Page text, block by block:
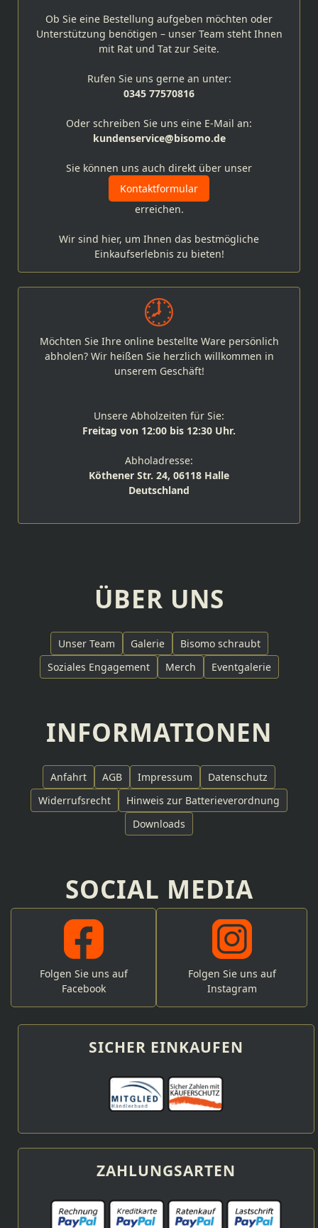
Ob Sie eine Bestellung aufgeben möchten oder
Unterstützung benötigen – unser Team steht Ihnen
mit Rat und Tat zur Seite.
Rufen Sie uns gerne an unter:
0345 77570816
Oder schreiben Sie uns eine E-Mail an:
kundenservice@bisomo.de
Sie können uns auch direkt über unser
Kontaktformular
erreichen.
Wir sind hier, um Ihnen das bestmögliche
Einkaufserlebnis zu bieten!
Möchten Sie Ihre online bestellte Ware persönlich
abholen? Wir heißen Sie herzlich willkommen in
unserem Geschäft!
Unsere Abholzeiten für Sie:
Freitag von 12:00 bis 12:30 Uhr.
Abholadresse:
Köthener Str. 24, 06118 Halle
Deutschland
ÜBER UNS
Unser Team Galerie
Bisomo schraubt
Soziales Engagement
Merch Eventgalerie
INFORMATIONEN
Anfahrt AGB Impressum
Datenschutz
Widerrufsrecht
Hinweis zur Batterieverordnung
Downloads
SOCIAL MEDIA
Folgen Sie uns auf
Facebook
Folgen Sie uns auf
Instagram
SICHER EINKAUFEN
ZAHLUNGSARTEN